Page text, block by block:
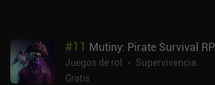
#11 Mutiny: Pirate Survival
Juegos de rol
Supervivencia
Gratis